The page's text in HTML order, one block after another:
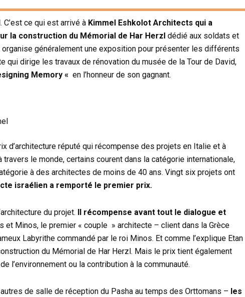
C’est ce qui est arrivé à Kimmel Eshkolot Architects qui a
la construction du Mémorial de Har Herzl dédié aux soldats et
généralement une exposition pour présenter les différents
dirige les travaux de rénovation du musée de la Tour de David,
Memory « en l’honneur de son gagnant.
d’architecture réputé qui récompense des projets en Italie et à
le monde, certains courent dans la catégorie internationale,
à des architectes de moins de 40 ans. Vingt six projets ont
israélien a remporté le premier prix.
du projet. Il récompense avant tout le dialogue et
et Minos, le premier « couple » architecte – client dans la Grèce
Labyrithe commandé par le roi Minos. Et comme l’explique Etan
du Mémorial de Har Herzl. Mais le prix tient également
l’environnement ou la contribution à la communauté.
de salle de réception du Pasha au temps des Orttomans – les